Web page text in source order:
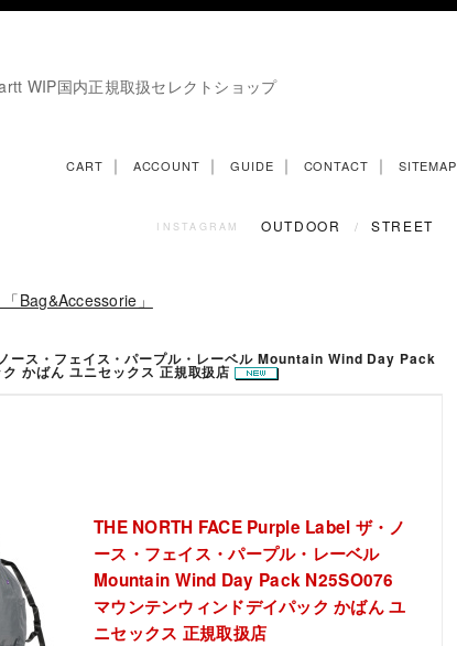
WIP国内正規取扱セレクトショップ
CART ｜ ACCOUNT ｜ GUIDE ｜ CONTACT ｜ SITEMAP
INSTAGRAM OUTDOOR / STREET
Bag&Accessorie」
ス・フェイス・パープル・レーベル Mountain Wind Day Pack
かばん ユニセックス 正規取扱店
THE NORTH FACE Purple Label ザ・ノ
ース・フェイス・パープル・レーベル
Mountain Wind Day Pack N25SO076
マウンテンウィンドデイパック かばん ユ
ニセックス 正規取扱店